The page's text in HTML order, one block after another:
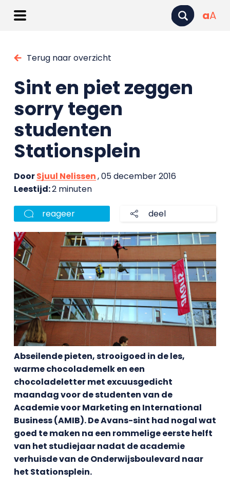
aA
Terug naar overzicht
Sint en piet zeggen
sorry tegen
studenten
Stationsplein
DoorSjuul Nelissen, 05 december 2016
Leestijd:2 minuten
reageer deel
Abseilende pieten, strooigoed in de les,
warme chocolademelk en een
chocoladeletter met excuusgedicht
maandag voor de studenten van de
Academie voor Marketing en International
Business (AMIB). De Avans-sint had nogal wat
goed te maken na een rommelige eerste helft
van het studiejaar nadat de academie
verhuisde van de Onderwijsboulevard naar
het Stationsplein.